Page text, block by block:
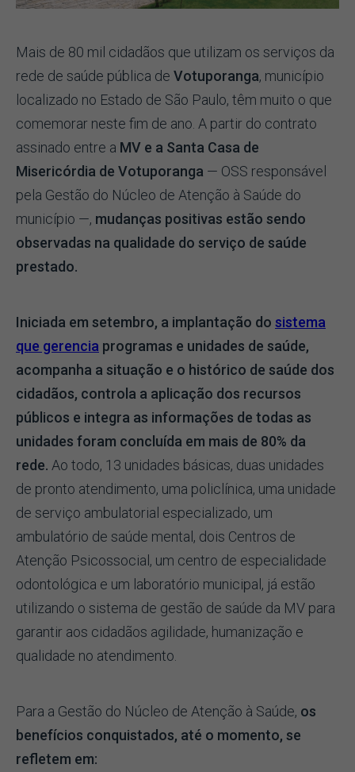
Mais de 80 mil cidadãos que utilizam os serviços da
rede de saúde pública de Votuporanga, município
localizado no Estado de São Paulo, têm muito o que
comemorar neste fim de ano. A partir do contrato
assinado entre a MV e a Santa Casa de
Misericórdia de Votuporanga — OSS responsável
pela Gestão do Núcleo de Atenção à Saúde do
município —, mudanças positivas estão sendo
observadas na qualidade do serviço de saúde
prestado.
Iniciada em setembro, a implantação do sistema
que gerencia programas e unidades de saúde,
acompanha a situação e o histórico de saúde dos
cidadãos, controla a aplicação dos recursos
públicos e integra as informações de todas as
unidades foram concluída em mais de 80% da
rede. Ao todo, 13 unidades básicas, duas unidades
de pronto atendimento, uma policlínica, uma unidade
de serviço ambulatorial especializado, um
ambulatório de saúde mental, dois Centros de
Atenção Psicossocial, um centro de especialidade
odontológica e um laboratório municipal, já estão
utilizando o sistema de gestão de saúde da MV para
garantir aos cidadãos agilidade, humanização e
qualidade no atendimento.
Para a Gestão do Núcleo de Atenção à Saúde, os
benefícios conquistados, até o momento, se
refletem em: